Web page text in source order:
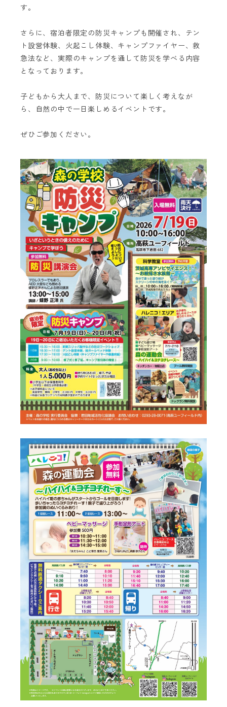
す。
さらに、宿泊者限定の防災キャンプも開催され、テン
ト設営体験、火起こし体験、キャンプファイヤー、救
急法など、実際のキャンプを通して防災を学べる内容
となっております。
子どもから大人まで、防災について楽しく考えなが
ら、自然の中で一日楽しめるイベントです。
ぜひご参加ください。